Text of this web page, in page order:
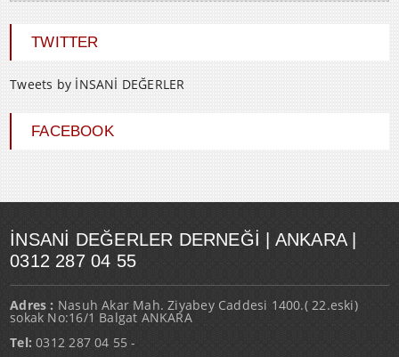
TWITTER
Tweets by İNSANİ DEĞERLER
FACEBOOK
İNSANI DEĞERLER DERNEĞI | ANKARA |
0312 287 04 55
Adres : Nasuh Akar Mah. Ziyabey Caddesi 1400.( 22.eski)
sokak No:16/1 Balgat ANKARA
Tel: 0312 287 04 55 -